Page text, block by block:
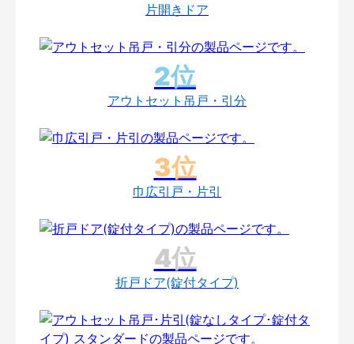
片開きドア
アウトセット吊戸・引分
巾広引戸・片引
折戸ドア(錠付タイプ)